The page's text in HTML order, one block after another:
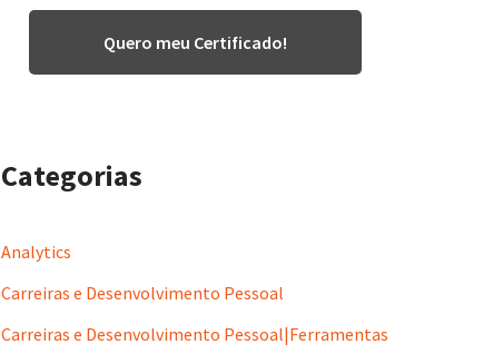
Quero meu Certificado!
Categorias
Analytics
Carreiras e Desenvolvimento Pessoal
Carreiras e Desenvolvimento Pessoal|Ferramentas